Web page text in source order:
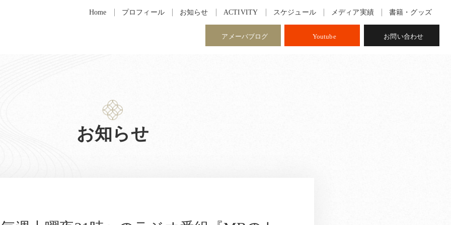
Home プロフィール お知らせ ACTIVITY スケジュール メディア実績 書籍・グッズ
アメーバブログ Youtube お問い合わせ
お知らせ